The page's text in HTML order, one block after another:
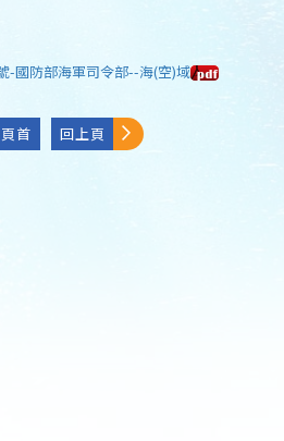
-國防部海軍司令部--海(空)域
首 回上頁